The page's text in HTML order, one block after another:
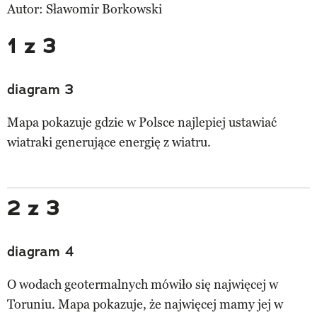
Autor: Sławomir Borkowski
1 z 3
diagram 3
Mapa pokazuje gdzie w Polsce najlepiej ustawiać
wiatraki generujące energię z wiatru.
2 z 3
diagram 4
O wodach geotermalnych mówiło się najwięcej w
Toruniu. Mapa pokazuje, że najwięcej mamy jej w